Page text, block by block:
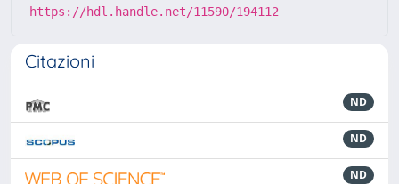
https://hdl.handle.net/11590/194112
Citazioni
ND
ND
ND